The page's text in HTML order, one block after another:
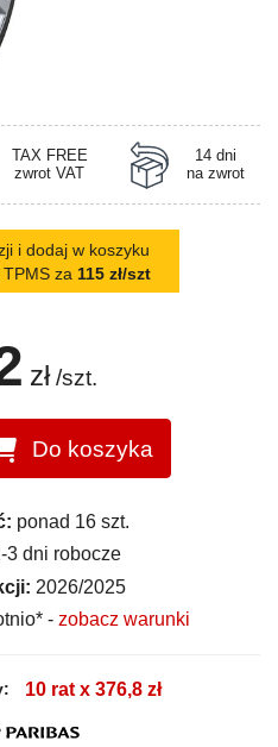
TAX FREE
zwrot VAT
14 dni
na zwrot
i dodaj w koszyku
za 115 zł/szt
zł /szt.
Do koszyka
ponad 16 szt.
3 dni robocze
2026/2025
- zobacz warunki
10 rat x 376,8 zł